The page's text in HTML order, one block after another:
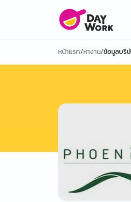
หน้าแรก/หางาน/ข้อมูลบริ